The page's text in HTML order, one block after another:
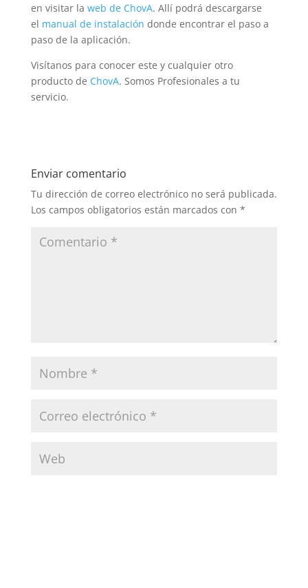
en visitar la web de ChovA. Allí podrá descargarse
el manual de instalación donde encontrar el paso a
paso de la aplicación.
Visítanos para conocer este y cualquier otro
producto de ChovA. Somos Profesionales a tu
servicio.
Enviar comentario
Tu dirección de correo electrónico no será publicada.
Los campos obligatorios están marcados con *